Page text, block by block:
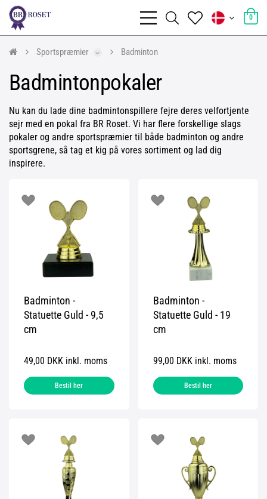
0
Sportspræmier Badminton
Badmintonpokaler
Nu kan du lade dine badmintonspillere fejre deres velfortjente
sejr med en pokal fra BR Roset. Vi har flere forskellige slags
pokaler og andre sportspræmier til både badminton og andre
sportsgrene, så tag et kig på vores sortiment og lad dig
inspirere.
Badminton -
Statuette Guld - 9,5
cm
49,00 DKK inkl. moms
Bestil her
Badminton -
Statuette Guld - 19
cm
99,00 DKK inkl. moms
Bestil her